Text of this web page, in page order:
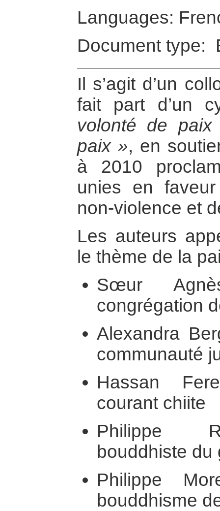
Languages:
Document type:
Il s’agit d’un
fait part d’un
volonté de
paix », en
à 2010
unies en
non-violence et
Les auteurs
le thème de la
Sœur
congrégation
Alexandra
communauté
Hassan
courant chiite
Philippe
bouddhiste
Philippe
bouddhisme